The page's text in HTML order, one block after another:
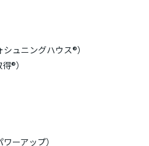
ュニングハウス®）
®）
ーアップ）